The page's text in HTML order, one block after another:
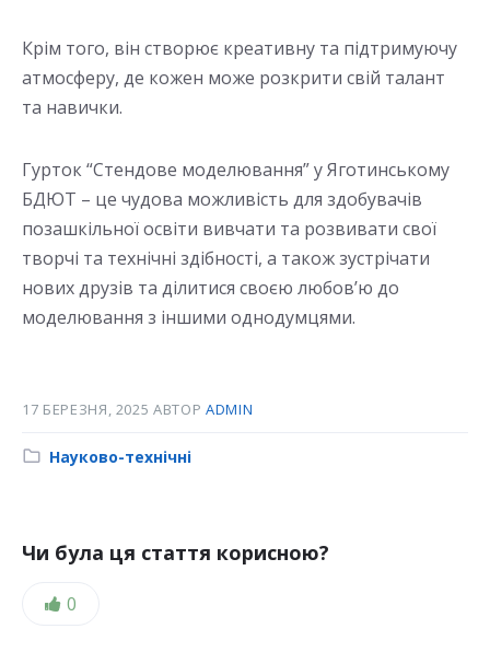
Крім того, він створює креативну та підтримуючу
атмосферу, де кожен може розкрити свій талант
та навички.
Гурток “Стендове моделювання” у Яготинському
БДЮТ – це чудова можливість для здобувачів
позашкільної освіти вивчати та розвивати свої
творчі та технічні здібності, а також зустрічати
нових друзів та ділитися своєю любов’ю до
моделювання з іншими однодумцями.
17 БЕРЕЗНЯ, 2025АВТОР ADMIN
Category:
Науково-технічні
Чи була ця стаття корисною?
Likes:
0